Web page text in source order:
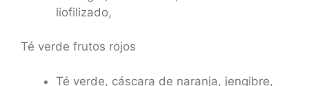
liofilizado,
Té verde frutos rojos
Té verde, cáscara de naranja, jengibre,